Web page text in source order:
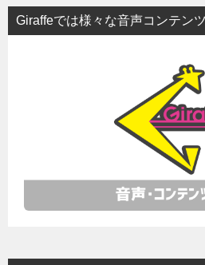
ビ
ゲ
Giraffeでは様々な音声コンテン